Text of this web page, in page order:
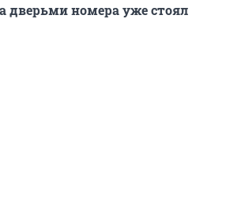
дверьми номера уже стоял